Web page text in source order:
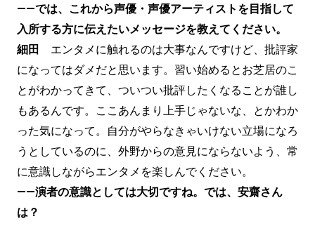
——では、これから声優・声優アーティストを目指して
入所する方に伝えたいメッセージを教えてください。
細田
エンタメに触れるのは大事なんですけど、批評家
になってはダメだと思います。習い始めるとお芝居のこ
とがわかってきて、ついつい批評したくなることが誰し
もあるんです。ここあんまり上手じゃないな、とかわか
った気になって。自分がやらなきゃいけない立場になろ
うとしているのに、外野からの意見にならないよう、常
に意識しながらエンタメを楽しんでください。
——演者の意識としては大切ですね。では、安齋さん
は？